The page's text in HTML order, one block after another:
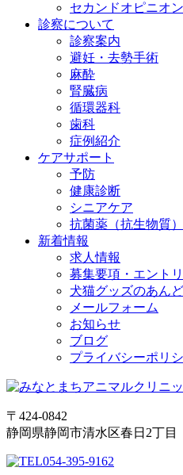
セカンドオピニオン
診察について
診察案内
避妊・去勢手術
麻酔
腎臓病
循環器科
歯科
症例紹介
ケアサポート
予防
健康診断
シニアケア
抗菌薬（抗生物質
新着情報
求人情報
募集要項・エント
犬猫グッズのあん
メールフォーム
お知らせ
ブログ
プライバシーポリ
〒424-0842
静岡県静岡市清水区春日2丁
054-395-9162